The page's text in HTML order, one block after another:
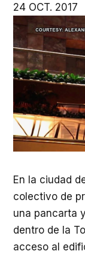
24 OCT. 2017
En la ciudad
colectivo de
una pancarta
dentro de la
acceso al